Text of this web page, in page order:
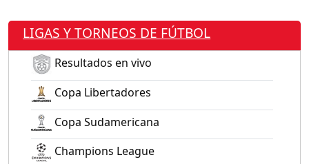
LIGAS Y TORNEOS DE FÚTBOL
Resultados en vivo
Copa Libertadores
Copa Sudamericana
Champions League